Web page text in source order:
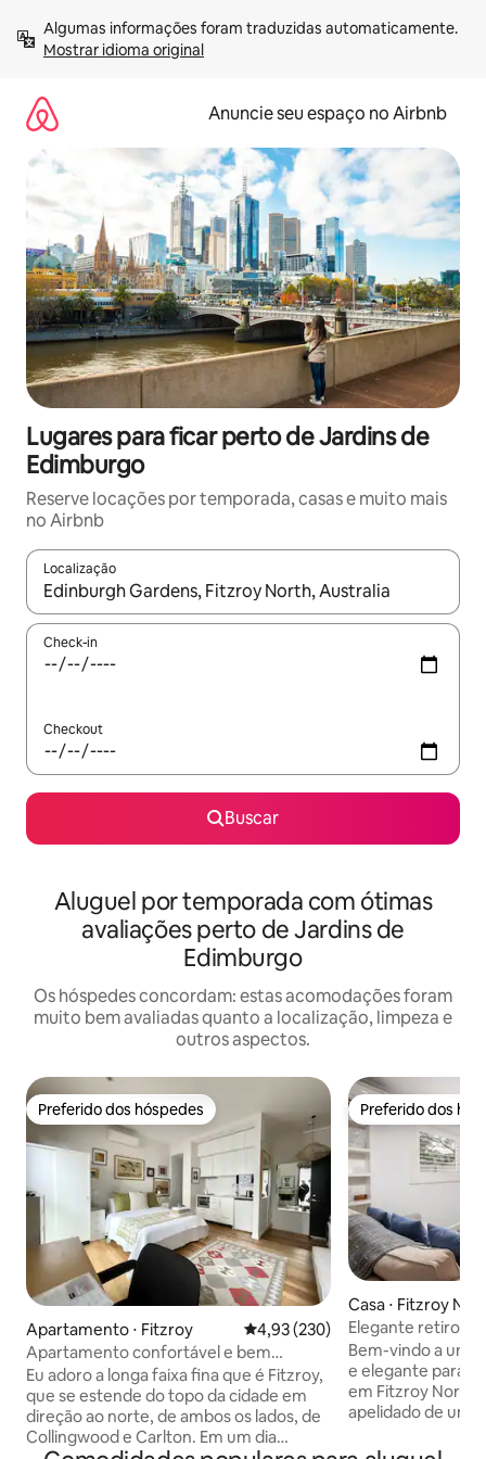
para
Mostrar idioma original
Anuncie seu espaço no Airbnb
Lugares para ficar perto de Jardins de
Edimburgo
Reserve locações por temporada, casas e muito mais
no Airbnb
Localização
Quando os resultados estiverem disponíveis, explore-os
Check-in
Checkout
Buscar
Aluguel por temporada com ótimas
avaliações perto de Jardins de
Edimburgo
Os hóspedes concordam: estas acomodações foram
muito bem avaliadas quanto a localização, limpeza e
outros aspectos.
Preferido dos hóspedes
Preferido dos hóspedes
Apartamento ⋅ Fitzroy 4,93 de uma avaliação média de
4,93 (230)
Apartamento confortável e bem
iluminado... quando a localização conta
Eu adoro a longa faixa fina que é Fitzroy,
que se estende do topo da cidade em
direção ao norte, de ambos os lados, de
Collingwood e Carlton. Em um dia
Preferido dos
Preferido dos
Casa ⋅ Fitzroy
Elegante retiro
pátio ensolarado
Bem-vindo a uma
e elegante para
em Fitzroy North
apelidado de um
Situado em uma